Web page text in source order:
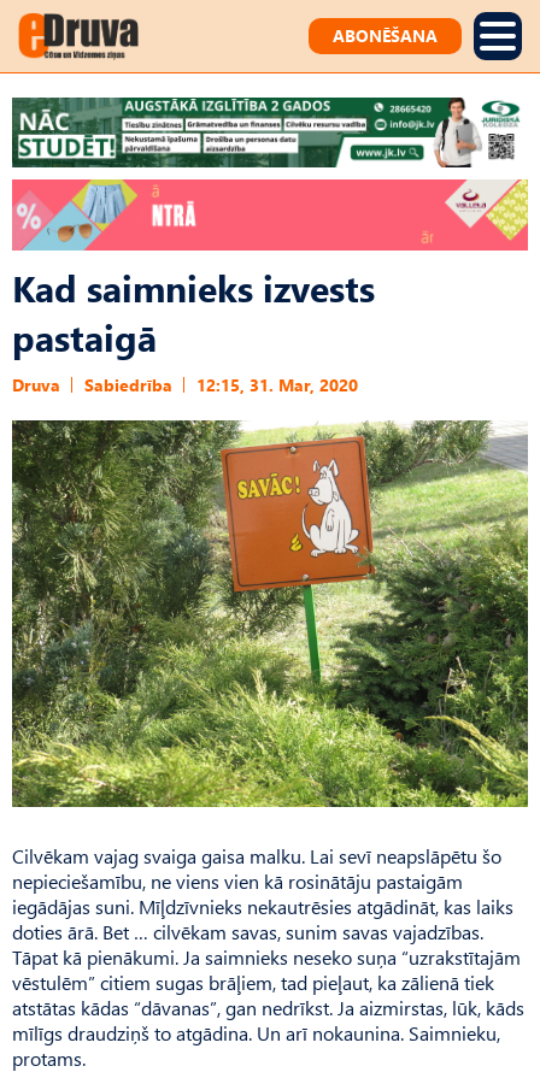
ABONĒŠANA
Kad saimnieks izvests
pastaigā
Druva Sabiedrība 12:15, 31. Mar, 2020
Cilvēkam vajag svaiga gaisa malku. Lai sevī neapslāpētu šo
nepieciešamību, ne viens vien kā rosinātāju pastaigām
iegādājas suni. Mīļdzīvnieks nekautrēsies atgādināt, kas laiks
doties ārā. Bet … cilvēkam savas, sunim savas vajadzības.
Tāpat kā pienākumi. Ja saimnieks neseko suņa “uzrakstītajām
vēstulēm” citiem sugas brāļiem, tad pieļaut, ka zālienā tiek
atstātas kādas “dāvanas”, gan nedrīkst. Ja aizmirstas, lūk, kāds
mīlīgs draudziņš to atgādina. Un arī nokaunina. Saimnieku,
protams.